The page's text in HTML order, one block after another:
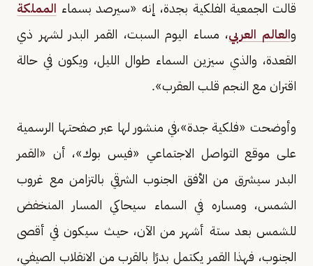
قالت الجمعية الفلكية بجدة، إنه «سيرصد بسماء المملكة
والعالم العربي، مساء اليوم السبت، القمر البدر لشهر ذي
القعدة، والذي سيزين السماء طوال الليل، ويكون في حالة
اقتران مع النجم قلب العقرب».
وأوضحت «فلكية جدة»،في منشور لها عبر صفحتها الرسمية
على موقع التواصل الاجتماعي «فيس بوك»، أن «القمر
البدر سيشرق من الأفق الجنوب الشرقي بالتزامن مع غروب
الشمس، ومساره في السماء سيحاكي المسار المنخفض
للشمس بعد ستة أشهر من الآن، حيث سيكون في أقصى
الجنوب، فهذا القمر يكتمل بدرًا بالقرب من الانقلاب الصيفي،